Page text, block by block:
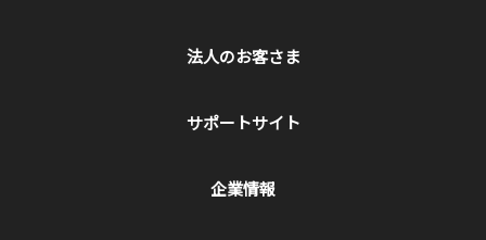
法人のお客さま
サポートサイト
企業情報